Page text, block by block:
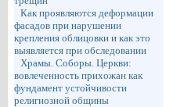
Как проявляются деформации
фасадов при нарушении
крепления облицовки и как это
выявляется при обследовании
Храмы. Соборы. Церкви:
вовлеченность прихожан как
фундамент устойчивости
религиозной общины